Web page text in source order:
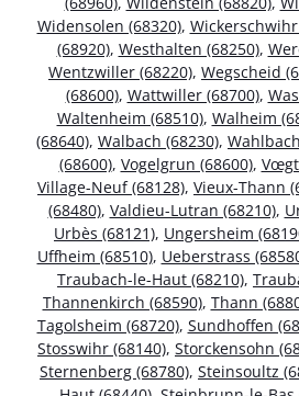
Widensolen (68320), Wickerschwihr
(68920), Westhalten (68250),
Wentzwiller (68220), Wegscheid
(68600), Wattwiller (68700),
Waltenheim (68510), Walheim
(68640), Walbach (68230),
(68600), Vogelgrun (68600),
Village-Neuf (68128), Vieux-Thann
(68480), Valdieu-Lutran (68210),
Urbès (68121), Ungersheim
Uffheim (68510), Ueberstrass
Traubach-le-Haut (68210),
Thannenkirch (68590), Thann
Tagolsheim (68720), Sundhoffen
Stosswihr (68140), Storckensohn
Sternenberg (68780), Steinsoultz